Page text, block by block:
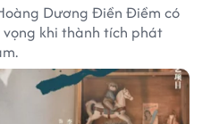
Dương Điền Điềm có
khi thành tích phát